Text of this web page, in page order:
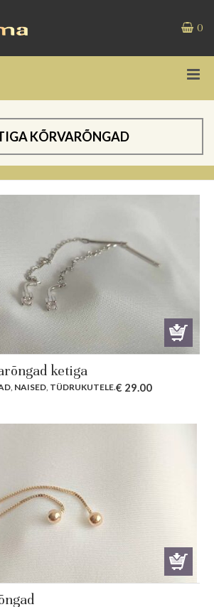
0
KÕRVARÕNGAD
ketiga
, NAISED, TÜDRUKUTELE.€ 29.00